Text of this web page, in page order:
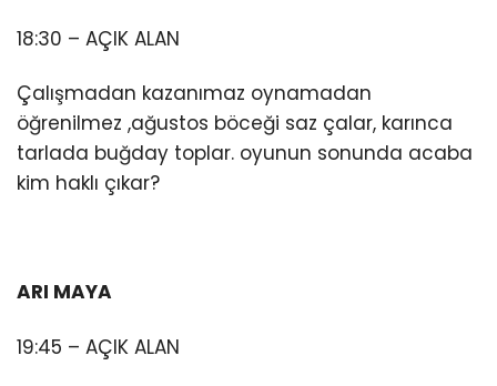
18:30 – AÇIK ALAN
Çalışmadan kazanımaz oynamadan
öğrenilmez ,ağustos böceği saz çalar, karınca
tarlada buğday toplar. oyunun sonunda acaba
kim haklı çıkar?
ARI MAYA
19:45 – AÇIK ALAN